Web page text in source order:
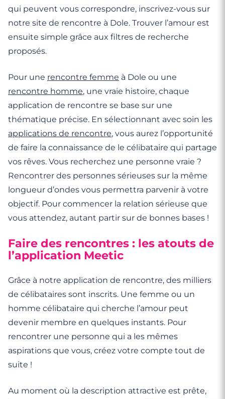
qui peuvent vous correspondre, inscrivez-vous sur
notre site de rencontre à Dole. Trouver l’amour est
ensuite simple grâce aux filtres de recherche
proposés.
Pour une rencontre femme à Dole ou une
rencontre homme, une vraie histoire, chaque
application de rencontre se base sur une
thématique précise. En sélectionnant avec soin les
applications de rencontre, vous aurez l’opportunité
de faire la connaissance de le célibataire qui partage
vos rêves. Vous recherchez une personne vraie ?
Rencontrer des personnes sérieuses sur la même
longueur d’ondes vous permettra parvenir à votre
objectif. Pour commencer la relation sérieuse que
vous attendez, autant partir sur de bonnes bases !
Faire des rencontres : les atouts de
l’application Meetic
Grâce à notre application de rencontre, des milliers
de célibataires sont inscrits. Une femme ou un
homme célibataire qui cherche l’amour peut
devenir membre en quelques instants. Pour
rencontrer une personne qui a les mêmes
aspirations que vous, créez votre compte tout de
suite !
Au moment où la description attractive est prête,